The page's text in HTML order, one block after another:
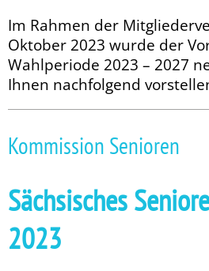
Im Rahmen der
Oktober 2023 wurde der
Wahlperiode 2023 – 2027
Ihnen nachfolgend
Kommission Senioren
Sächsisches
2023